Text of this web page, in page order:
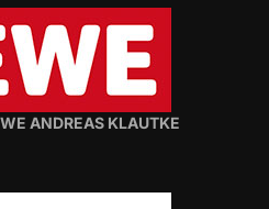
ANDREAS KLAUTKE